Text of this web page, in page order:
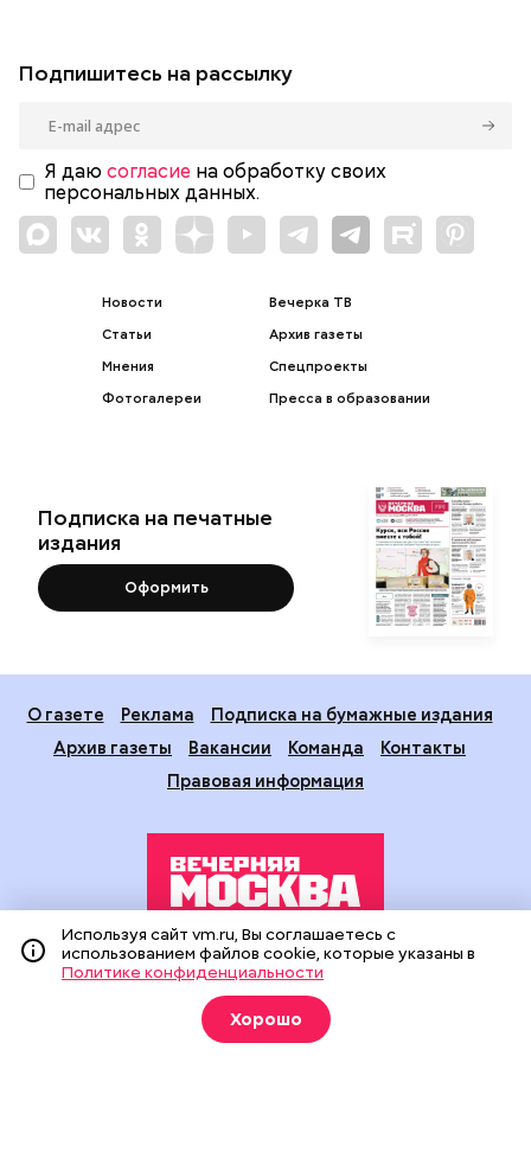
Подпишитесь на рассылку
Я даю согласие на обработку своих
персональных данных.
Новости
Статьи
Мнения
Фотогалереи
Вечерка ТВ
Архив газеты
Спецпроекты
Пресса в образовании
Подписка на печатные
издания
Оформить
О газете Реклама
Подписка на бумажные издания
Архив газеты
Вакансии Команда
Контакты
Правовая информация
Издание создано при финансовой поддержке Департамента
средств массовой информации и рекламы города Москвы.
На сайте применяются рекомендательные технологии
(информационные технологии предоставления информации
на основе сбора, систематизации и анализа сведений,
Используя сайт vm.ru, Вы соглашаетесь с
использованием файлов cookie, которые указаны в
Политике конфиденциальности
Хорошо